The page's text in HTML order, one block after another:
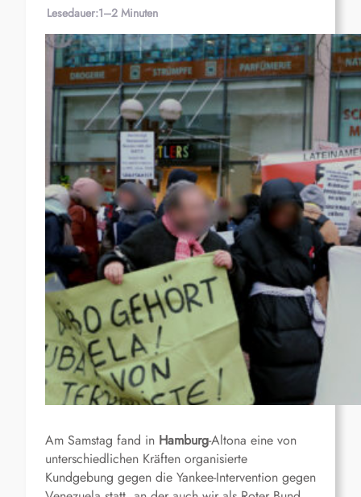
Lesedauer:1–2 Minuten
Am Samstag fand in Hamburg-Altona eine von
unterschiedlichen Kräften organisierte
Kundgebung gegen die Yankee-Intervention gegen